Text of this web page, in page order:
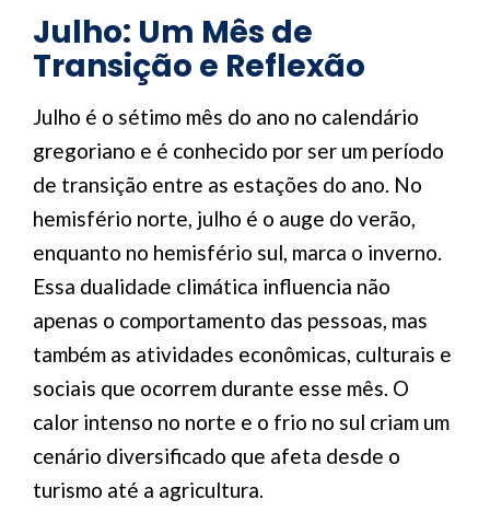
Julho: Um Mês de
Transição e Reflexão
Julho é o sétimo mês do ano no calendário
gregoriano e é conhecido por ser um período
de transição entre as estações do ano. No
hemisfério norte, julho é o auge do verão,
enquanto no hemisfério sul, marca o inverno.
Essa dualidade climática influencia não
apenas o comportamento das pessoas, mas
também as atividades econômicas, culturais e
sociais que ocorrem durante esse mês. O
calor intenso no norte e o frio no sul criam um
cenário diversificado que afeta desde o
turismo até a agricultura.